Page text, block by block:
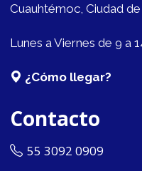
Cuauhtémoc, Ciudad
Lunes a Viernes de 9 a
¿Cómo llegar?
Contacto
55 3092 0909